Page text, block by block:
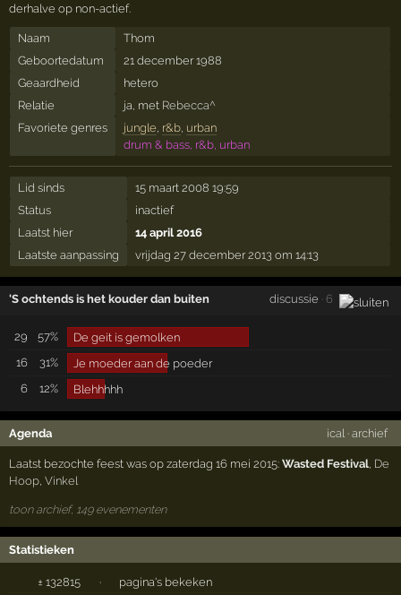
derhalve op non-actief.
Naam
Thom
Geboortedatum
21 december 1988
Geaardheid
hetero
Relatie
ja, met Rebecca^
Favoriete genres
jungle r&b, urban
drum & bass, r&b, urban
Lid sinds
15 maart 2008 19:59
Status
inactief
Laatst hier
14 april 2016
Laatste aanpassing
vrijdag 27 december 2013 om 14:13
'S ochtends is het kouder dan buiten discussie · 6
29 57%
De geit is gemolken
16
31%
Je moeder aan de poeder
6
12% Blehhhhh
Agenda ical · archief
Laatst bezochte feest was op zaterdag 16 mei 2015:Wasted Festival, De
Hoop,Vinkel
toon archief, 149 evenementen
Statistieken
± 132815 ·
pagina's bekeken